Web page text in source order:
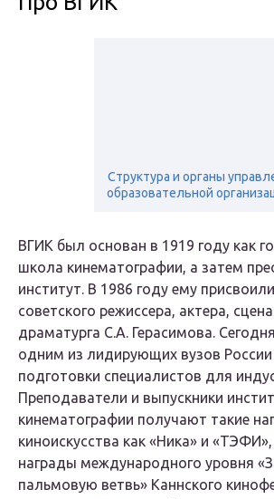
Структура и органы
образовательной
ВГИК был основан в 1919 году как
школа кинематографии, а затем
институт. В 1986 году ему
советского режиссера, актера,
драматурга С.А. Герасимова.
одним из лидирующих вузов России
подготовки специалистов для
Преподаватели и выпускники
кинематографии получают такие
киноискусства как «Ника» и
награды международного уровня
пальмовую ветвь» Каннского